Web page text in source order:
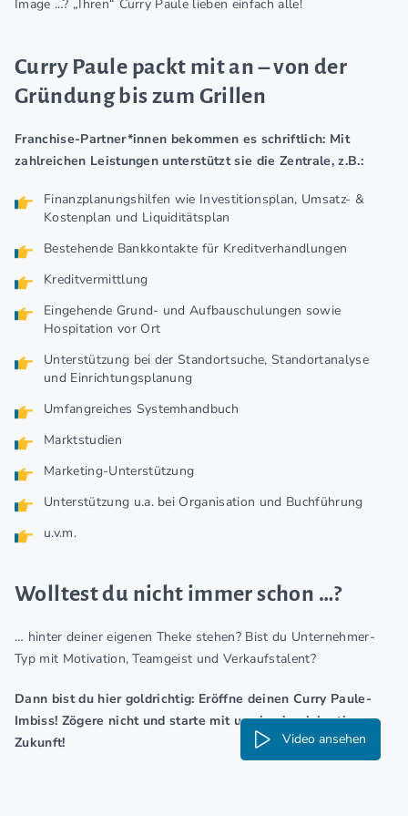
Image …? „Ihren“ Curry Paule lieben einfach alle!
Curry Paule packt mit an – von der
Gründung bis zum Grillen
Franchise-Partner*innen bekommen es schriftlich: Mit
zahlreichen Leistungen unterstützt sie die Zentrale, z.B.:
Finanzplanungshilfen wie Investitionsplan, Umsatz- &
Kostenplan und Liquiditätsplan
Bestehende Bankkontakte für Kreditverhandlungen
Kreditvermittlung
Eingehende Grund- und Aufbauschulungen sowie
Hospitation vor Ort
Unterstützung bei der Standortsuche, Standortanalyse
und Einrichtungsplanung
Umfangreiches Systemhandbuch
Marktstudien
Marketing-Unterstützung
Unterstützung u.a. bei Organisation und Buchführung
u.v.m.
Wolltest du nicht immer schon …?
… hinter deiner eigenen Theke stehen? Bist du Unternehmer-
Typ mit Motivation, Teamgeist und Verkaufstalent?
Dann bist du hier goldrichtig: Eröffne deinen Curry Paule-
Imbiss! Zögere nicht und starte mit uns in eine lukrative
Zukunft!
Video ansehen